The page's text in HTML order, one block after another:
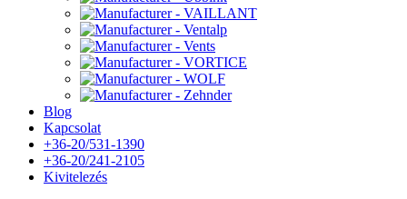
Blog
Kapcsolat
+36-20/531-1390
+36-20/241-2105
Kivitelezés